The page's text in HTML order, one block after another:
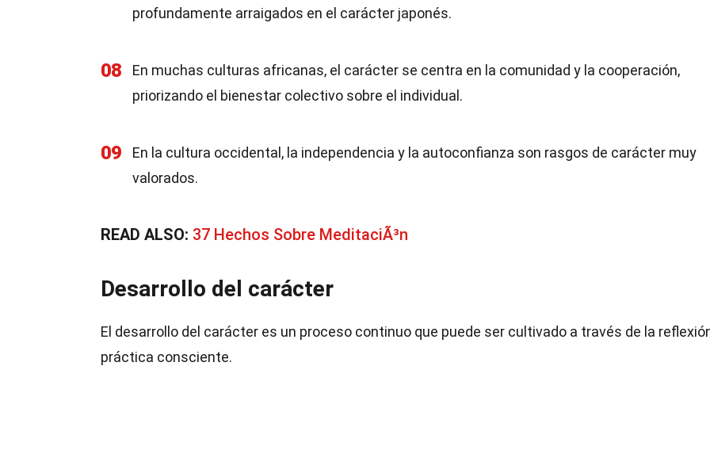
profundamente arraigados en el carácter japonés.
08
En muchas culturas africanas, el carácter se centra en la comunidad y la cooperación,
priorizando el bienestar colectivo sobre el individual.
09
En la cultura occidental, la independencia y la autoconfianza son rasgos de carácter muy
valorados.
READ ALSO: 37 Hechos Sobre MeditaciÃ³n
Desarrollo del carácter
El desarrollo del carácter es un proceso continuo que puede ser cultivado a través de la
práctica consciente.